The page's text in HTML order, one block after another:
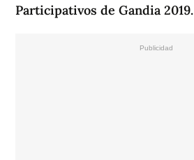
Participativos de Gandia 2019.